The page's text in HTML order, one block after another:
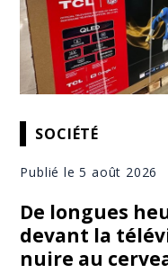
SOCIÉTÉ
Publié le 5 août 2026
De longues
devant la
nuire au